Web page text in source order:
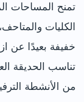
تمنح المساحات
الكليات
خفيفة بعيدًا عن
تناسب الحديقة
من الأنشطة